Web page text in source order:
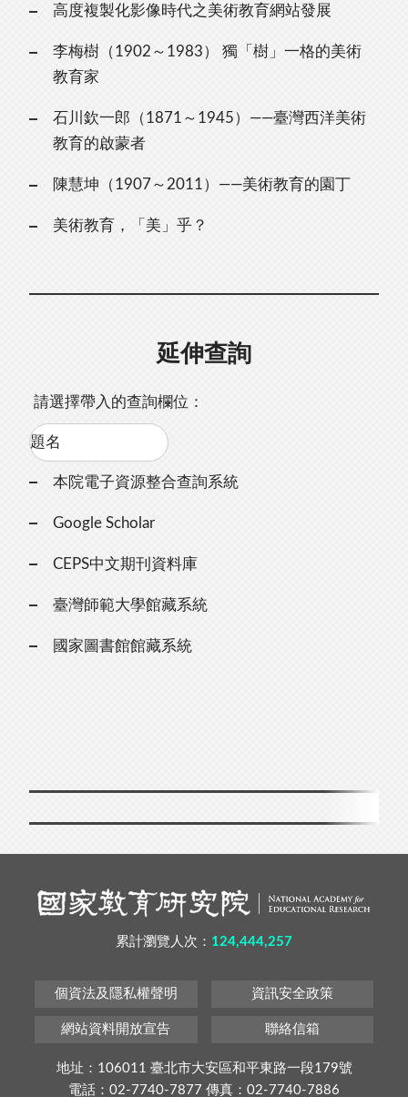
高度複製化影像時代之美術教育網站發展
李梅樹（1902～1983） 獨「樹」一格的美術
教育家
石川欽一郎（1871～1945）——臺灣西洋美術
教育的啟蒙者
陳慧坤（1907～2011）——美術教育的園丁
美術教育，「美」乎？
延伸查詢
請選擇帶入的查詢欄位：
本院電子資源整合查詢系統
Google Scholar
CEPS中文期刊資料庫
臺灣師範大學館藏系統
國家圖書館館藏系統
累計瀏覽人次： 124,444,257
個資法及隱私權聲明 資訊安全政策
網站資料開放宣告 聯絡信箱
地址：106011 臺北市大安區和平東路一段179號
電話：02-7740-7877 傳真：02-7740-7886